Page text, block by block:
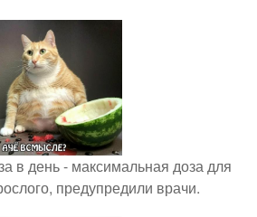
в день - максимальная доза для
предупредили врачи.